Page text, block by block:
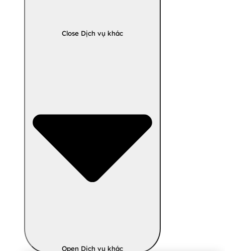
Close Dịch vụ khác
Open Dịch vụ khác